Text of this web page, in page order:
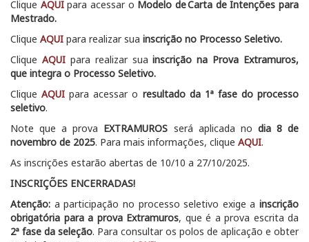
Clique AQUIpara acessar o Modelo de Carta de Intenções para
Mestrado.
Clique AQUI para realizar sua inscrição no Processo Seletivo.
Clique AQUIpara realizar suainscrição na Prova Extramuros,
que integra o Processo Seletivo.
CliqueAQUI para acessar o resultado da 1ª fase do processo
seletivo.
Note que a prova EXTRAMUROS será aplicada no dia 8 de
novembro de 2025. Para mais informações, clique AQUI.
As inscrições estarão abertas de 10/10 a 27/10/2025.
INSCRIÇÕES ENCERRADAS!
Atenção: a participação no processo seletivo exige a inscrição
obrigatória para a prova Extramuros, que é a prova escrita da
2ª fase da seleção. Para consultar os polos de aplicação e obter